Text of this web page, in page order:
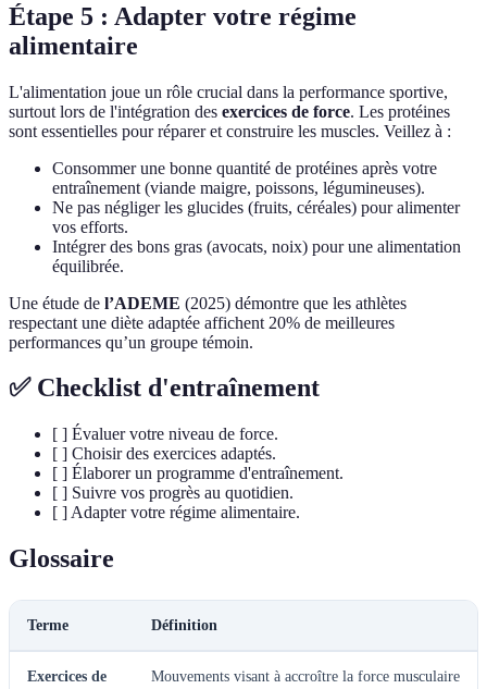
Étape 5 : Adapter votre régime
alimentaire
L'alimentation joue un rôle crucial dans la performance sportive,
surtout lors de l'intégration des exercices de force. Les protéines
sont essentielles pour réparer et construire les muscles. Veillez à :
Consommer une bonne quantité de protéines après votre
entraînement (viande maigre, poissons, légumineuses).
Ne pas négliger les glucides (fruits, céréales) pour alimenter
vos efforts.
Intégrer des bons gras (avocats, noix) pour une alimentation
équilibrée.
Une étude de l’ADEME (2025) démontre que les athlètes
respectant une diète adaptée affichent 20% de meilleures
performances qu’un groupe témoin.
✅ Checklist d'entraînement
[ ] Évaluer votre niveau de force.
[ ] Choisir des exercices adaptés.
[ ] Élaborer un programme d'entraînement.
[ ] Suivre vos progrès au quotidien.
[ ] Adapter votre régime alimentaire.
Glossaire
Terme Définition
Exercices de
Mouvements visant à accroître la force musculaire